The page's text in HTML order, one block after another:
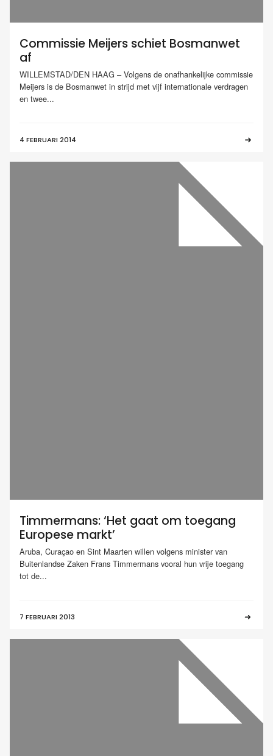
Commissie Meijers schiet Bosmanwet
af
WILLEMSTAD/DEN HAAG – Volgens de onafhankelijke commissie
Meijers is de Bosmanwet in strijd met vijf internationale verdragen
en twee...
4 FEBRUARI 2014
Timmermans: ‘Het gaat om toegang
Europese markt’
Aruba, Curaçao en Sint Maarten willen volgens minister van
Buitenlandse Zaken Frans Timmermans vooral hun vrije toegang
tot de...
7 FEBRUARI 2013